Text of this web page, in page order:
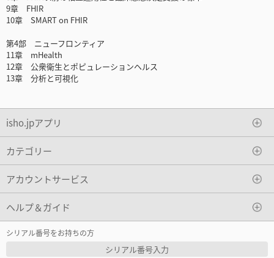
9章 FHIR
10章 SMART on FHIR
第4部 ニューフロンティア
11章 mHealth
12章 公衆衛生とポピュレーションヘルス
13章 分析と可視化
isho.jpアプリ
カテゴリー
アカウントサービス
ヘルプ＆ガイド
シリアル番号をお持ちの方
シリアル番号入力